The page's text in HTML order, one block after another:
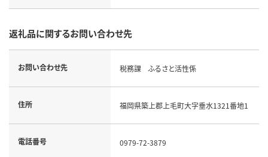
返礼品に関するお問い合わせ先
お問い合わせ先 税務課 ふるさと活性係
住所 福岡県築上郡上毛町大字垂水1321番地1
電話番号 0979-72-3879